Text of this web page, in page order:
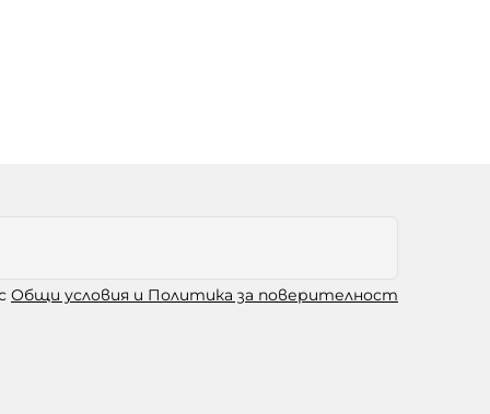
Общи условия и Политика за поверителност